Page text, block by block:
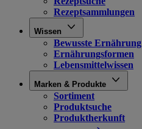
Rezeptsammlungen
Wissen
Bewusste Ernährung
Ernährungsformen
Lebensmittelwissen
Marken & Produkte
Sortiment
Produktsuche
Produktherkunft